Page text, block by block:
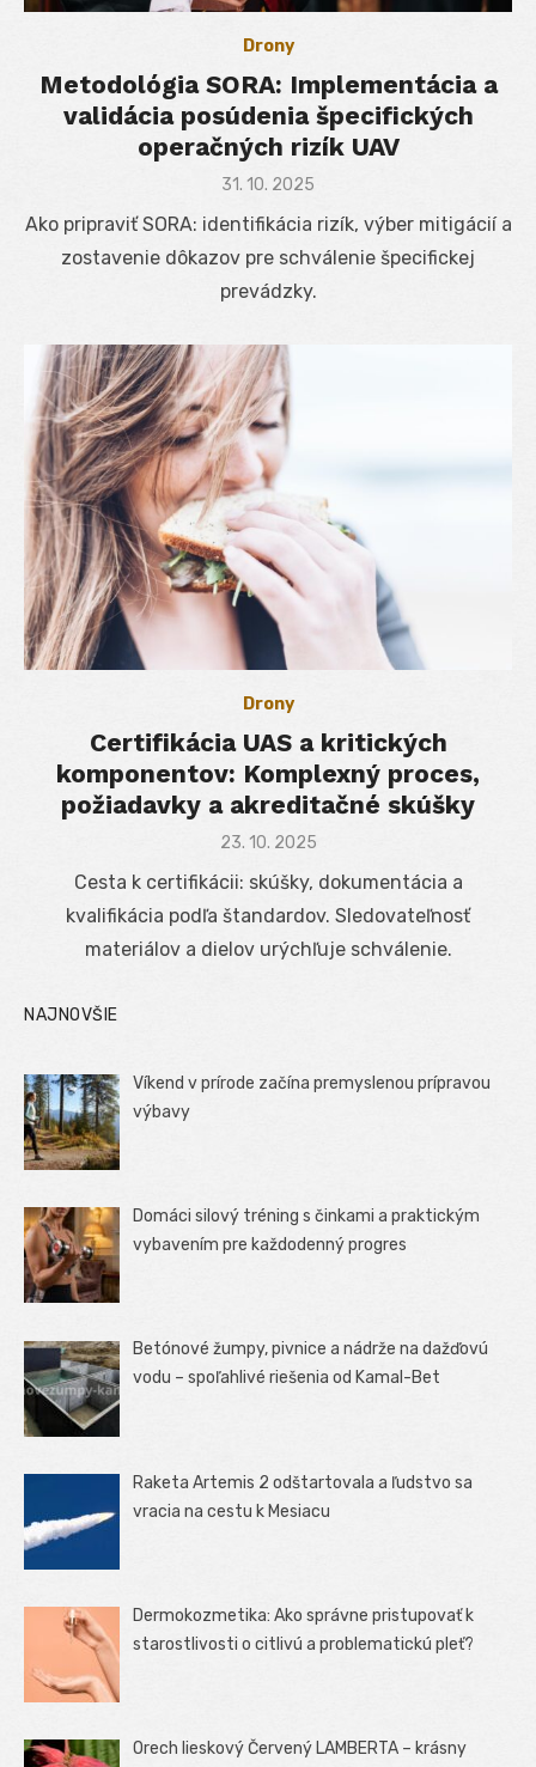
Drony
Metodológia SORA: Implementácia a
validácia posúdenia špecifických
operačných rizík UAV
Posted
31. 10. 2025
Ako pripraviť SORA: identifikácia rizík, výber mitigácií a
zostavenie dôkazov pre schválenie špecifickej
prevádzky.
Drony
Certifikácia UAS a kritických
komponentov: Komplexný proces,
požiadavky a akreditačné skúšky
Posted
23. 10. 2025
Cesta k certifikácii: skúšky, dokumentácia a
kvalifikácia podľa štandardov. Sledovateľnosť
materiálov a dielov urýchľuje schválenie.
NAJNOVŠIE
Víkend v prírode začína premyslenou prípravou
výbavy
Domáci silový tréning s činkami a praktickým
vybavením pre každodenný progres
Betónové žumpy, pivnice a nádrže na dažďovú
vodu – spoľahlivé riešenia od Kamal-Bet
Raketa Artemis 2 odštartovala a ľudstvo sa
vracia na cestu k Mesiacu
Dermokozmetika: Ako správne pristupovať k
starostlivosti o citlivú a problematickú pleť?
Orech lieskový Červený LAMBERTA – krásny